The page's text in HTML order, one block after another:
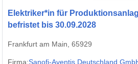
Elektriker*in für
befristet bis 30.09.2028
Frankfurt am Main, 65929
Firma:Sanofi-Aventis Deutschland